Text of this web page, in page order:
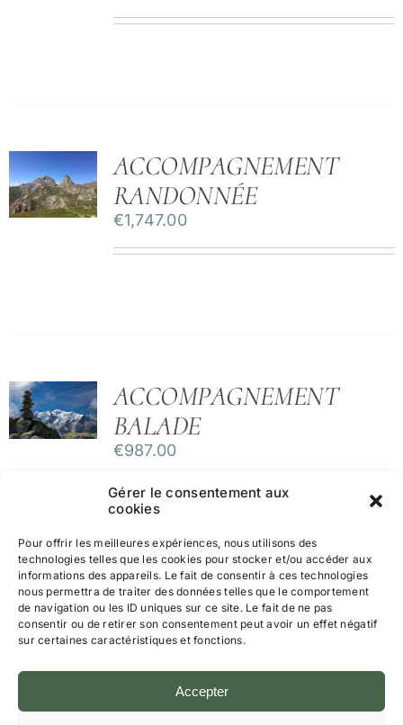
Gérer le consentement aux
cookies
Pour offrir les meilleures expériences, nous utilisons des
technologies telles que les cookies pour stocker et/ou accéder aux
informations des appareils. Le fait de consentir à ces technologies
nous permettra de traiter des données telles que le comportement
de navigation ou les ID uniques sur ce site. Le fait de ne pas
consentir ou de retirer son consentement peut avoir un effet négatif
sur certaines caractéristiques et fonctions.
Accepter
ACCOMPAGNEMENT
RANDONNÉE
€1,747.00
ACCOMPAGNEMENT
BALADE
€987.00
Mentions légales et Politique de Confidentialité
CGV
Politique de cookies (UE)